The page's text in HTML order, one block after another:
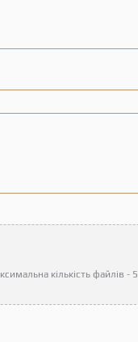
кількість файлів - 5.